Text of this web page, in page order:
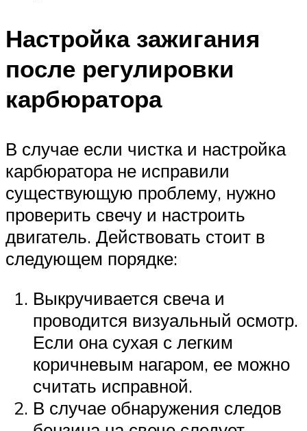
Настройка зажигания
после регулировки
карбюратора
В случае если чистка и настройка
карбюратора не исправили
существующую проблему, нужно
проверить свечу и настроить
двигатель. Действовать стоит в
следующем порядке:
Выкручивается свеча и
проводится визуальный осмотр.
Если она сухая с легким
коричневым нагаром, ее можно
считать исправной.
В случае обнаружения следов